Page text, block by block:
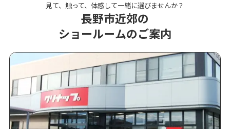
見て、触って、体感して一緒に選びませんか？
長野市近郊の
ショールームのご案内